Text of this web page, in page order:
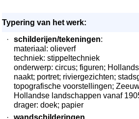
Typering van het werk:
·
schilderijen/tekeningen:
materiaal: olieverf
techniek: stippeltechniek
onderwerp: circus; figuren;
naakt; portret; riviergezichten;
topografische voorstellingen;
Hollandse landschappen vanaf
drager: doek; papier
·
wandschilderingen